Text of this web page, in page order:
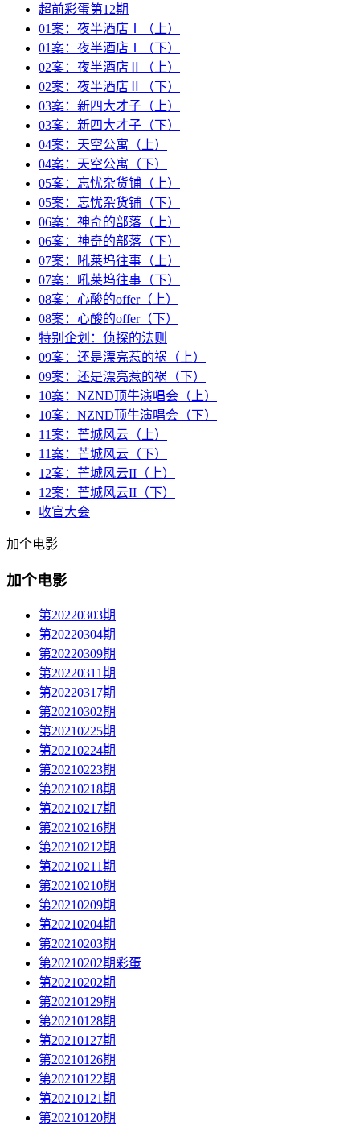
超前彩蛋第12期
01案：夜半酒店Ⅰ（上）
01案：夜半酒店Ⅰ（下）
02案：夜半酒店Ⅱ（上）
02案：夜半酒店Ⅱ（下）
03案：新四大才子（上）
03案：新四大才子（下）
04案：天空公寓（上）
04案：天空公寓（下）
05案：忘忧杂货铺（上）
05案：忘忧杂货铺（下）
06案：神奇的部落（上）
06案：神奇的部落（下）
07案：吼莱坞往事（上）
07案：吼莱坞往事（下）
08案：心酸的offer（上）
08案：心酸的offer（下）
特别企划：侦探的法则
09案：还是漂亮惹的祸（上）
09案：还是漂亮惹的祸（下）
10案：NZND顶牛演唱会（上）
10案：NZND顶牛演唱会（下）
11案：芒城风云（上）
11案：芒城风云（下）
12案：芒城风云II（上）
12案：芒城风云II（下）
收官大会
加个电影
加个电影
第20220303期
第20220304期
第20220309期
第20220311期
第20220317期
第20210302期
第20210225期
第20210224期
第20210223期
第20210218期
第20210217期
第20210216期
第20210212期
第20210211期
第20210210期
第20210209期
第20210204期
第20210203期
第20210202期彩蛋
第20210202期
第20210129期
第20210128期
第20210127期
第20210126期
第20210122期
第20210121期
第20210120期